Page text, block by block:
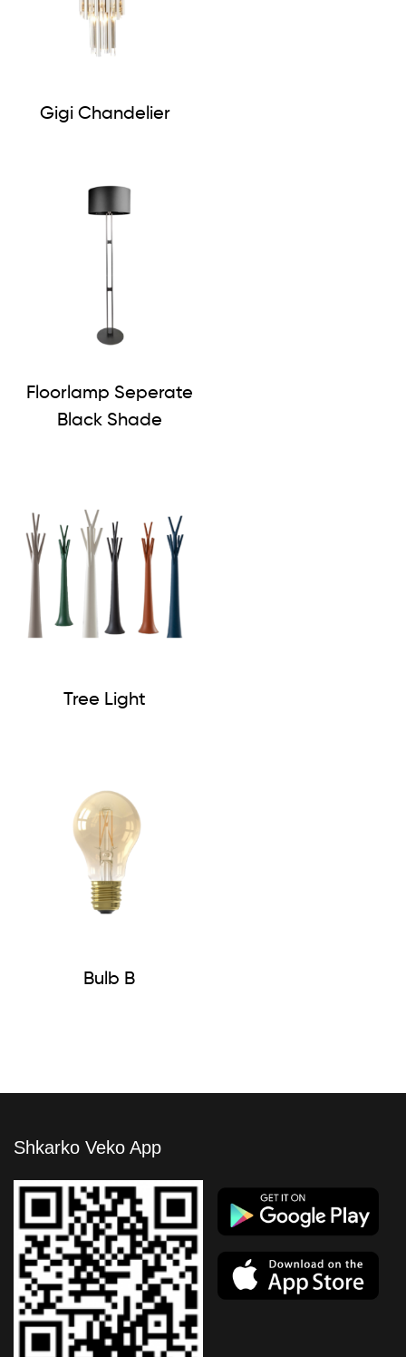
Gigi Chandelier
Floorlamp Seperate
Black Shade
Tree Light
Bulb B
Shkarko Veko App